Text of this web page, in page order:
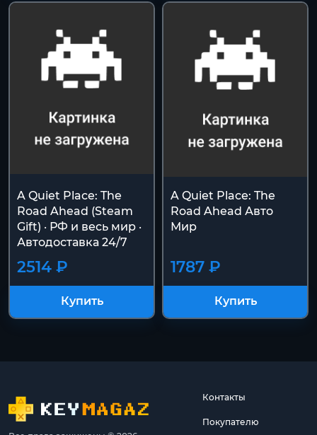
A Quiet Place: The
Road Ahead (Steam
Gift) · РФ и весь мир ·
Автодоставка 24/7
2514 ₽
Купить
A Quiet Place: The
Road Ahead Авто
Мир
1787 ₽
Купить
Контакты
Покупателю